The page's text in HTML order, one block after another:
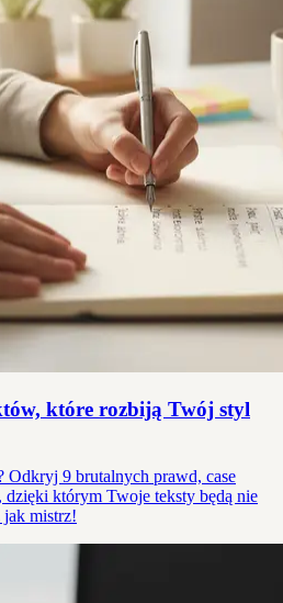
które rozbiją Twój styl
Odkryj 9 brutalnych prawd, case
dzięki którym Twoje teksty będą nie
jak mistrz!